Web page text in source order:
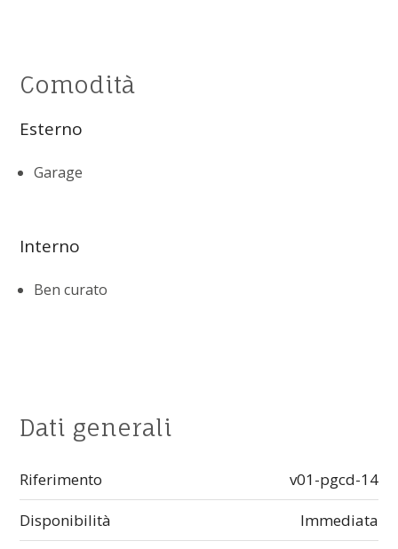
Comodità
Esterno
Garage
Interno
Ben curato
Dati generali
Riferimento
v01-pgcd-14
Disponibilità
Immediata